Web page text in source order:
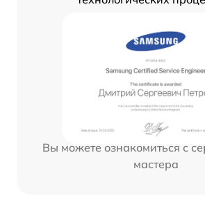
Вы можете ознакомиться с
мастера